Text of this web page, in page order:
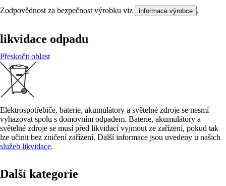
Zodpovědnost za bezpečnost výrobku viz informace výrobce .
likvidace odpadu
Přeskočit oblast
Elektrospotřebiče, baterie, akumulátory a světelné zdroje se nesmí
vyhazovat spolu s domovním odpadem. Baterie, akumulátory a
světelné zdroje se musí před likvidací vyjmout ze zařízení, pokud tak
lze učinit bez zničení zařízení. Další informace jsou uvedeny u našich
služeb likvidace.
Další kategorie